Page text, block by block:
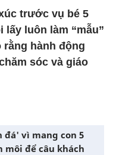
trước vụ bé 5
luôn làm “mẫu”
hành động
sóc và giáo
đá' vì mang con 5
môi để câu khách